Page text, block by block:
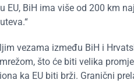
EU, BiH ima više od 200 km
vezama između BiH i
što će biti velika
ka EU biti brži. Granični